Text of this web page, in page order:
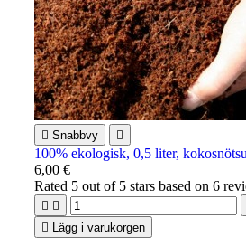
 Snabbvy 
100% ekologisk, 0,5 liter,
6,00 €
Rated 5 out of 5 stars based on6
 
 Lägg i varukorgen